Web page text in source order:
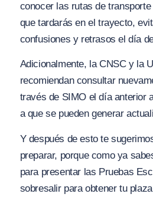
conocer las rutas de
que tardarás en el trayecto,
confusiones y retrasos el día
Adicionalmente, la CNSC y la
recomiendan consultar
través de SIMO el día anterior
a que se pueden generar
Y después de esto te
preparar, porque como ya
para presentar las Pruebas
sobresalir para obtener tu